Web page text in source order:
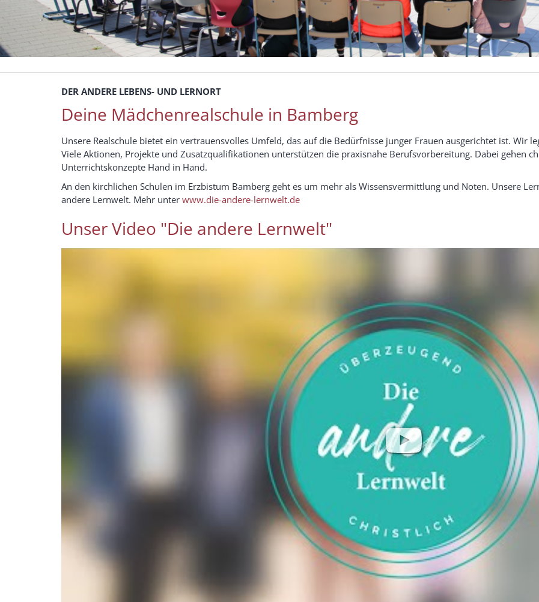
DER ANDERE LEBENS- UND LERNORT
Deine Mädchenrealschule in Bamberg
Unsere Realschule bietet ein vertrauensvolles Umfeld, das auf die Bedürfnisse junger Frauen ausgerichtet ist. Wir
Viele Aktionen, Projekte und Zusatzqualifikationen unterstützen die praxisnahe Berufsvorbereitung. Dabei gehen
Unterrichtskonzepte Hand in Hand.
An den kirchlichen Schulen im Erzbistum Bamberg geht es um mehr als Wissensvermittlung und Noten. Unsere
andere Lernwelt. Mehr unter www.die-andere-lernwelt.de
Unser Video "Die andere Lernwelt"